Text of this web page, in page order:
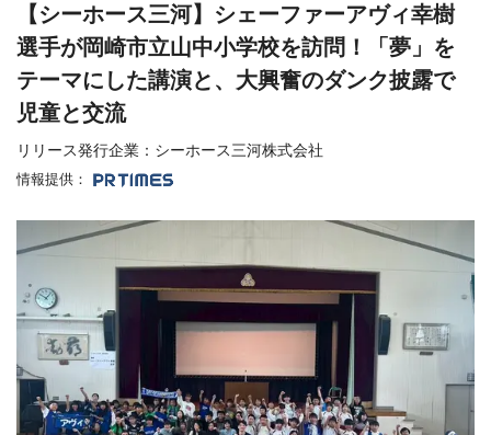
【シーホース三河】シェーファーアヴィ幸樹
選手が岡崎市立山中小学校を訪問！「夢」を
テーマにした講演と、大興奮のダンク披露で
児童と交流
リリース発行企業：シーホース三河株式会社
情報提供：